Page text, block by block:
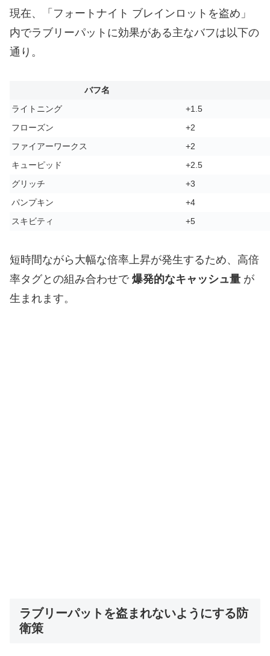
現在、「フォートナイト ブレインロットを盗め」
内でラブリーパットに効果がある主なバフは以下の
通り。
バフ名
ライトニング
+1.5
フローズン
+2
ファイアーワークス
+2
キューピッド
+2.5
グリッチ
+3
パンプキン
+4
スキビティ
+5
短時間ながら大幅な倍率上昇が発生するため、高倍
率タグとの組み合わせで 爆発的なキャッシュ量 が
生まれます。
ラブリーパットを盗まれないようにする防
衛策